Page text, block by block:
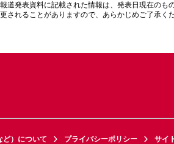
報道発表資料に記載された情報は、発表日現在のも
更されることがありますので、あらかじめご了承く
ど）について プライバシーポリシー
サイ